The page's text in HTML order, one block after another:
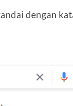
dengan